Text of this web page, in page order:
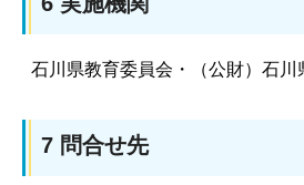
石川県教育委員会・（公財）石川
7 問合せ先